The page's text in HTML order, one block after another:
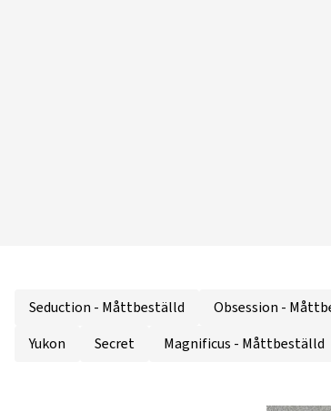
Seduction - Måttbeställd Obsession -
Yukon
Secret Magnificus - Måttbeställd